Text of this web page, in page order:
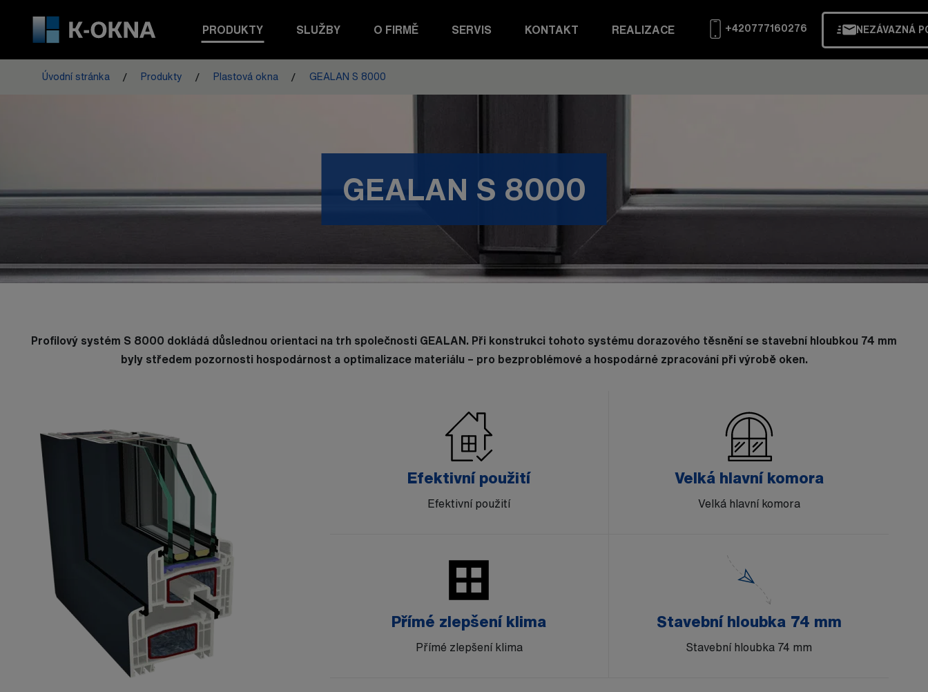
PRODUKTY SLUŽBY O FIRMĚ SERVIS KONTAKT REALIZACE +420777160276 NEZÁVAZNÁ
Úvodní stránka Produkty Plastová okna GEALAN S 8000
GEALAN S 8000
Profilový systém S 8000 dokládá důslednou orientaci na trh společnosti GEALAN. Při konstrukci tohoto systému dorazového těsnění se stavební hloubkou 74 mm
byly středem pozornosti hospodárnost a optimalizace materiálu – pro bezproblémové a hospodárné zpracování při výrobě oken.
Efektivní použití
Efektivní použití
Velká hlavní komora
Velká hlavní komora
Přímé zlepšení klima
Přímé zlepšení klima
Stavební hloubka 74 mm
Stavební hloubka 74 mm